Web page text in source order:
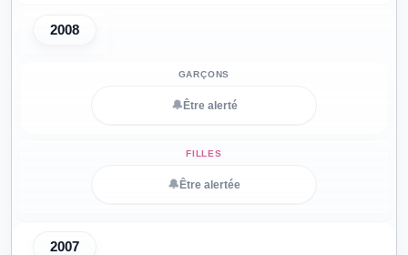
2008
🔔 Être alerté
🔔 Être alertée
2007